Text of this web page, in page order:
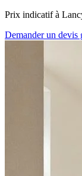
Prix indicatif à
Demander un devis